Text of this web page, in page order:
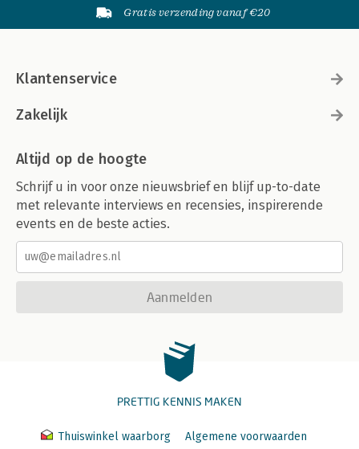
Gratis verzending vanaf €20
Klantenservice
Zakelijk
Altijd op de hoogte
Schrijf u in voor onze nieuwsbrief en blijf up-to-date
met relevante interviews en recensies, inspirerende
events en de beste acties.
Aanmelden
PRETTIG KENNIS MAKEN
Thuiswinkel waarborg Algemene voorwaarden